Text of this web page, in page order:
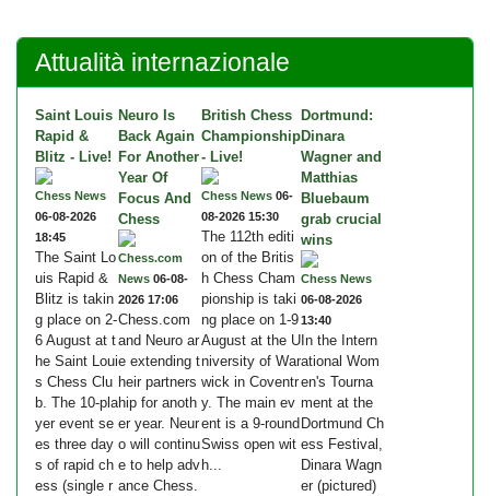
Attualità internazionale
Saint Louis
Rapid &
Blitz - Live!
Chess News
06-08-2026
18:45
The Saint Lo
uis Rapid &
Blitz is takin
g place on 2-
6 August at t
he Saint Loui
s Chess Clu
b. The 10-pla
yer event se
es three day
s of rapid ch
ess (single r
Neuro Is
Back Again
For Another
Year Of
Focus And
Chess
Chess.com
News 06-08-
2026 17:06
Chess.com
and Neuro ar
e extending t
heir partners
hip for anoth
er year. Neur
o will continu
e to help adv
ance Chess.
British Chess
Championship
- Live!
Chess News 06-
08-2026 15:30
The 112th editi
on of the Britis
h Chess Cham
pionship is taki
ng place on 1-9
August at the U
niversity of War
wick in Coventr
y. The main ev
ent is a 9-round
Swiss open wit
h...
Dortmund:
Dinara
Wagner and
Matthias
Bluebaum
grab crucial
wins
Chess News
06-08-2026
13:40
In the Intern
ational Wom
en's Tourna
ment at the
Dortmund Ch
ess Festival,
Dinara Wagn
er (pictured)